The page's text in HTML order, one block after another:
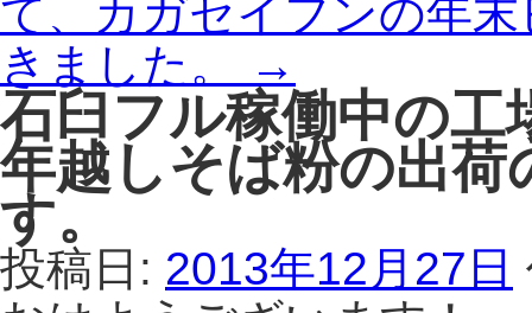
て、カガセイフンの年
きました。
→
石臼フル稼働中の工
年越しそば粉の出
す。
投稿日: 2013年12月27日